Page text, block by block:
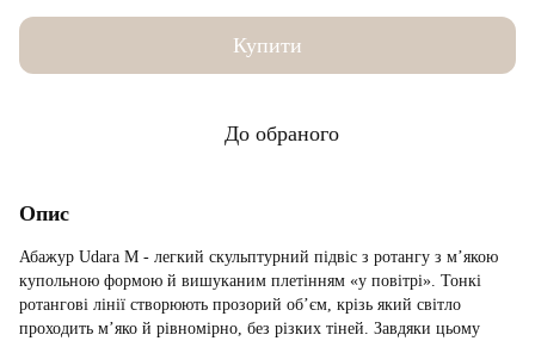
Купити
До обраного
Опис
Абажур Udara M - легкий скульптурний підвіс з ротангу з м’якою
купольною формою й вишуканим плетінням «у повітрі». Тонкі
ротангові лінії створюють прозорий об’єм, крізь який світло
проходить м’яко й рівномірно, без різких тіней. Завдяки цьому